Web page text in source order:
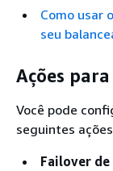
Como usar
seu
Ações
Você pode
seguintes
Failover de